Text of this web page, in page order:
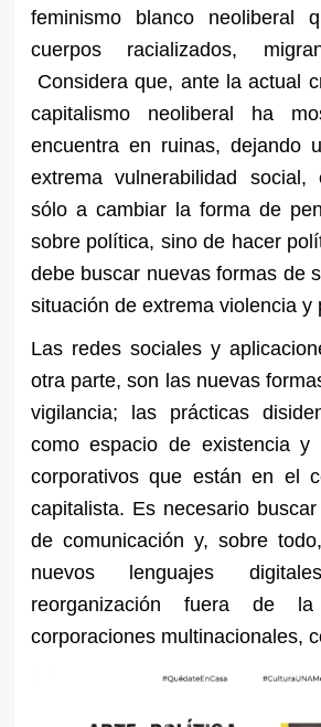
feminismo blanco neoliberal
cuerpos racializados,
Considera que, ante la actual
capitalismo neoliberal ha
encuentra en ruinas, dejando
extrema vulnerabilidad
sólo a cambiar la forma de
sobre política, sino de hacer
debe buscar nuevas formas de
situación de extrema violencia y
Las redes sociales y
otra parte, son las nuevas
vigilancia; las prácticas
como espacio de existencia y
corporativos que están en el
capitalista. Es necesario
de comunicación y, sobre
nuevos lenguajes
reorganización fuera de
corporaciones multinacionales,